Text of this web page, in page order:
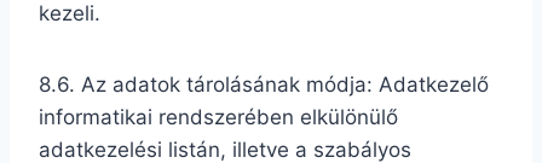
kezeli.
8.6. Az adatok tárolásának módja: Adatkezelő
informatikai rendszerében elkülönülő
adatkezelési listán, illetve a szabályos